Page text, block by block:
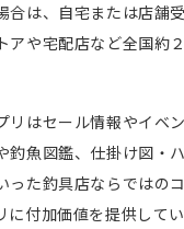
合は、自宅または店舗
アや宅配店など全国約
リはセール情報やイベ
釣魚図鑑、仕掛け図・
った釣具店ならではの
に付加価値を提供してい